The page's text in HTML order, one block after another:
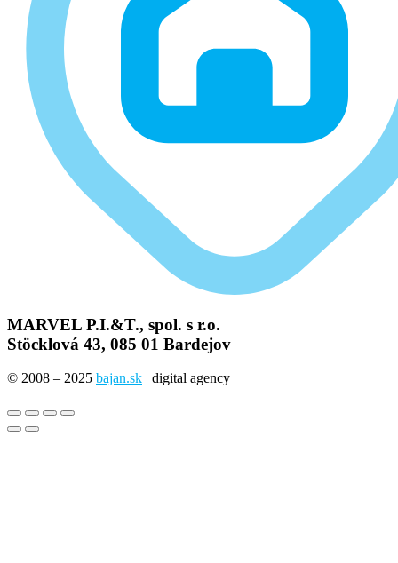
MARVEL P.I.&T., spol. s r.o.
Stöcklová 43, 085 01 Bardejov
© 2008 – 2025 bajan.sk | digital agency